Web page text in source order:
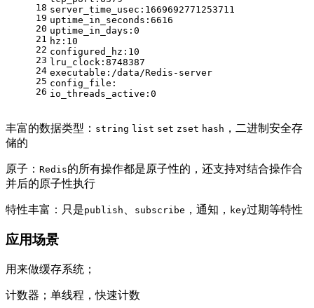
18
19
20
21
22
23
24
25
26
server_time_usec:1669692771253711
uptime_in_seconds:6616
uptime_in_days:0
hz:10
configured_hz:10
lru_clock:8748387
executable:/data/Redis-server
config_file:
io_threads_active:0
丰富的数据类型： string list set zset hash ，二进制安全存
储的
原子： Redis的所有操作都是原子性的，还支持对结合操作合
并后的原子性执行
特性丰富：只是publish subscribe ，通知， key过期等特性
应用场景
用来做缓存系统；
计数器；单线程，快速计数